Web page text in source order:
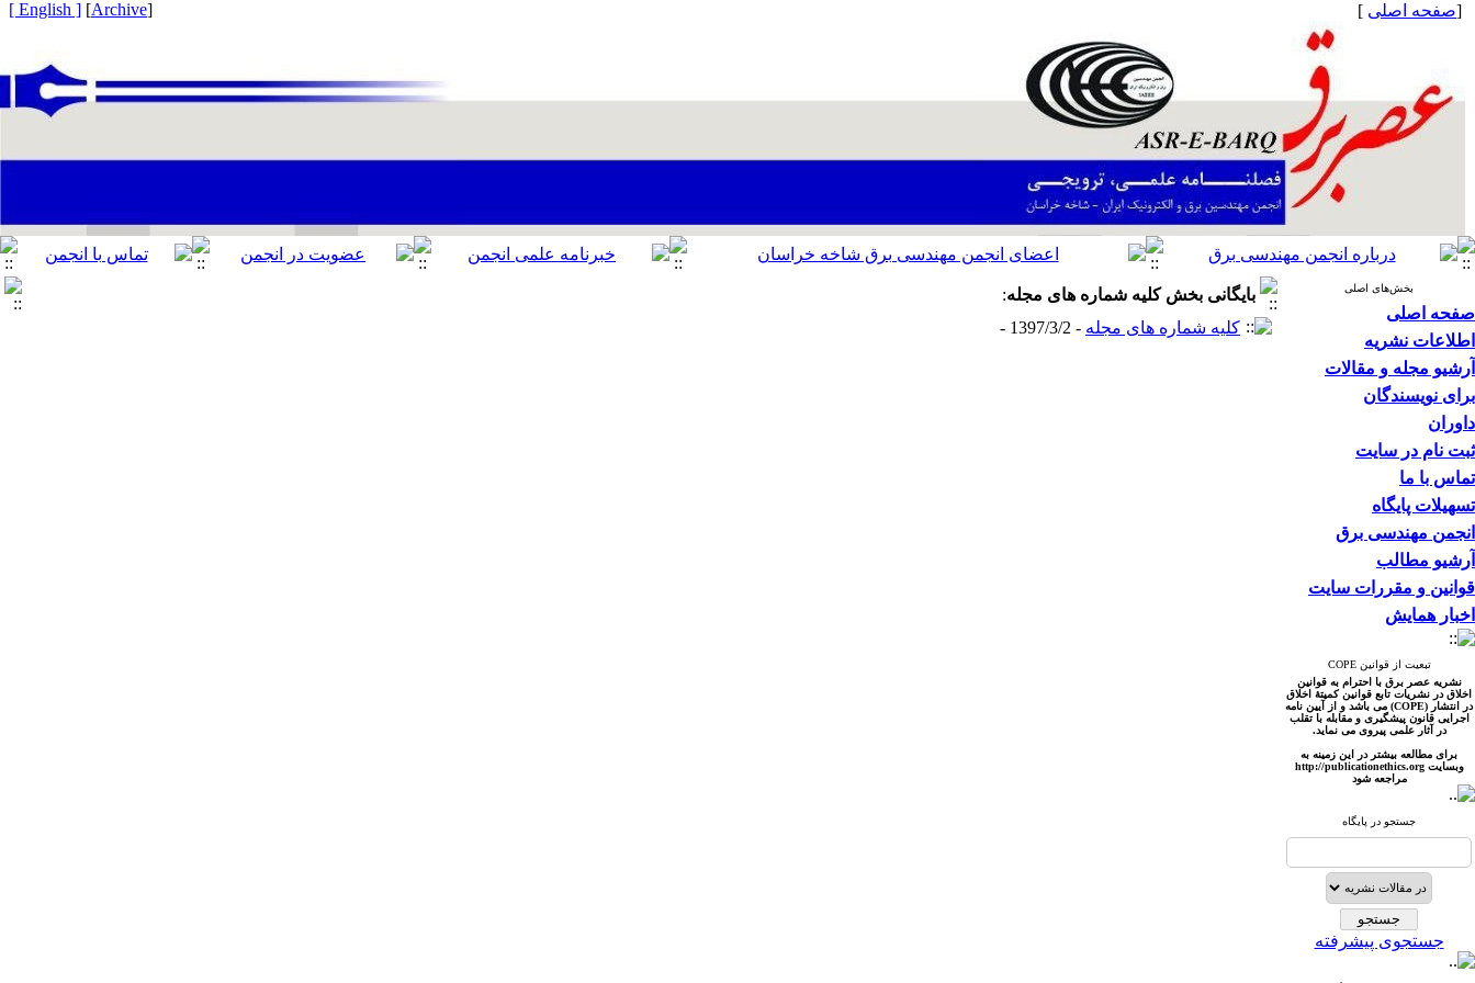
[صفحه اصلی ]
[
Archive
]
[ English ]
بخش‌های اصلی
صفحه اصلی
اطلاعات نشریه
آرشیو مجله و مقالات
برای نویسندگان
داوران
ثبت نام در سایت
تماس با ما
تسهیلات پایگاه
انجمن مهندسی برق
آرشیو مطالب
قوانین و مقررات سایت
اخبار همایش
تبعیت از قوانین COPE
نشریه عصر برق با احترام به قوانین
اخلاق در نشریات تابع قوانین کمیتۀ اخلاق
در انتشار (COPE) می باشد و از آیین نامه
اجرایی قانون پیشگیری و مقابله با تقلب
در آثار علمی پیروی می نماید.
برای مطالعه بیشتر در این زمینه به
وبسایت http://publicationethics.org
مراجعه شود
جستجو در پایگاه
جستجوی پیشرفته
بایگانی بخشکلیه شماره های مجله:
کلیه شماره های مجله - 1397/3/2 -